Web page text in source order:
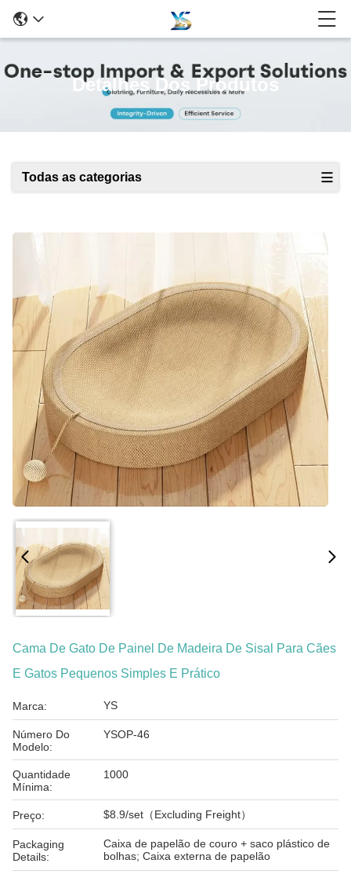
Detalhes Dos Produtos
Todas as categorias
Cama De Gato De Painel De Madeira De Sisal Para Cães
E Gatos Pequenos Simples E Prático
Marca: YS
Número Do
Modelo:
YSOP-46
Quantidade
Mínima:
1000
Preço: $8.9/set（Excluding Freight）
Packaging
Details:
Caixa de papelão de couro + saco plástico de
bolhas; Caixa externa de papelão